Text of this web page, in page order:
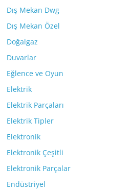
Dış Mekan Dwg
Dış Mekan Özel
Doğalgaz
Duvarlar
Eğlence ve Oyun
Elektrik
Elektrik Parçaları
Elektrik Tipler
Elektronik
Elektronik Çeşitli
Elektronik Parçalar
Endüstriyel